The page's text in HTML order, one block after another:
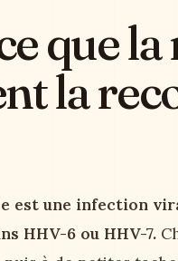
que
la
est une infection
HHV-6 ou HHV-7.